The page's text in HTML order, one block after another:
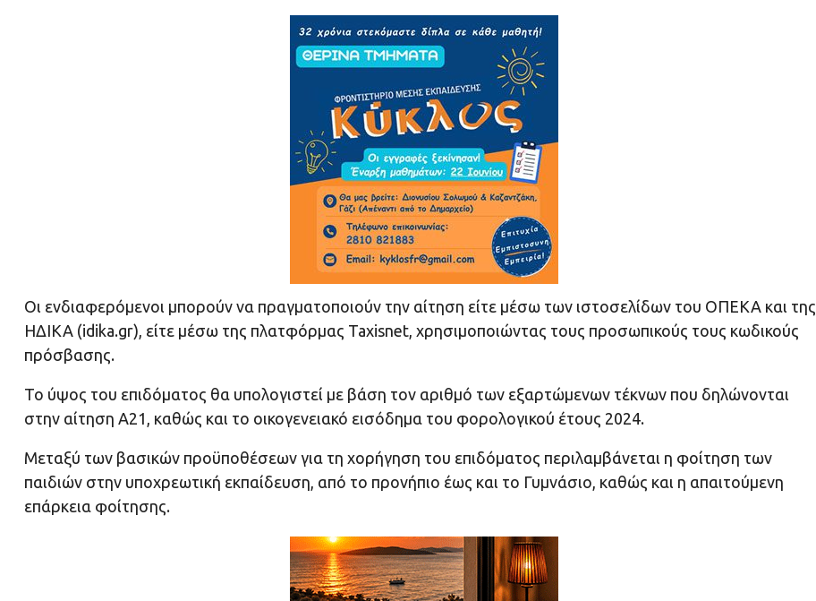
Οι ενδιαφερόμενοι μπορούν να πραγματοποιούν την αίτηση είτε μέσω των ιστοσελίδων του ΟΠΕΚΑ και της
ΗΔΙΚΑ (idika.gr), είτε μέσω της πλατφόρμας Taxisnet, χρησιμοποιώντας τους προσωπικούς τους κωδικούς
πρόσβασης.
Το ύψος του επιδόματος θα υπολογιστεί με βάση τον αριθμό των εξαρτώμενων τέκνων που δηλώνονται
στην αίτηση Α21, καθώς και το οικογενειακό εισόδημα του φορολογικού έτους 2024.
Μεταξύ των βασικών προϋποθέσεων για τη χορήγηση του επιδόματος περιλαμβάνεται η φοίτηση των
παιδιών στην υποχρεωτική εκπαίδευση, από το προνήπιο έως και το Γυμνάσιο, καθώς και η απαιτούμενη
επάρκεια φοίτησης.